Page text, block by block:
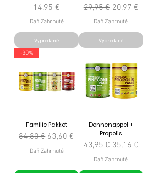
Cena
14,95 €
Daň Zahrnuté
Vypredané
Normálna cena
29,95 € Zľavnená cena
20,97 €
Daň Zahrnuté
Vypredané
-30%
Familie Pakket
Normálna cena
84,80 € Zľavnená cena
63,60 €
Daň Zahrnuté
Dennenappel +
Propolis
Normálna cena
43,95 € Zľavnená cena
35,16 €
Daň Zahrnuté